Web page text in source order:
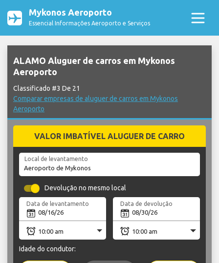
Mykonos Aeroporto
Essencial Informações Aeroporto e Serviços
ALAMO Aluguer de carros em Mykonos
Aeroporto
Classificado #3 De 21
Comparar empresas de aluguer de carros em Mykonos
Aeroporto
VALOR IMBATÍVEL ALUGUER DE CARRO
Local de levantamento
Devolução no mesmo local
Data de levantamento Data de devolução
Idade do condutor: